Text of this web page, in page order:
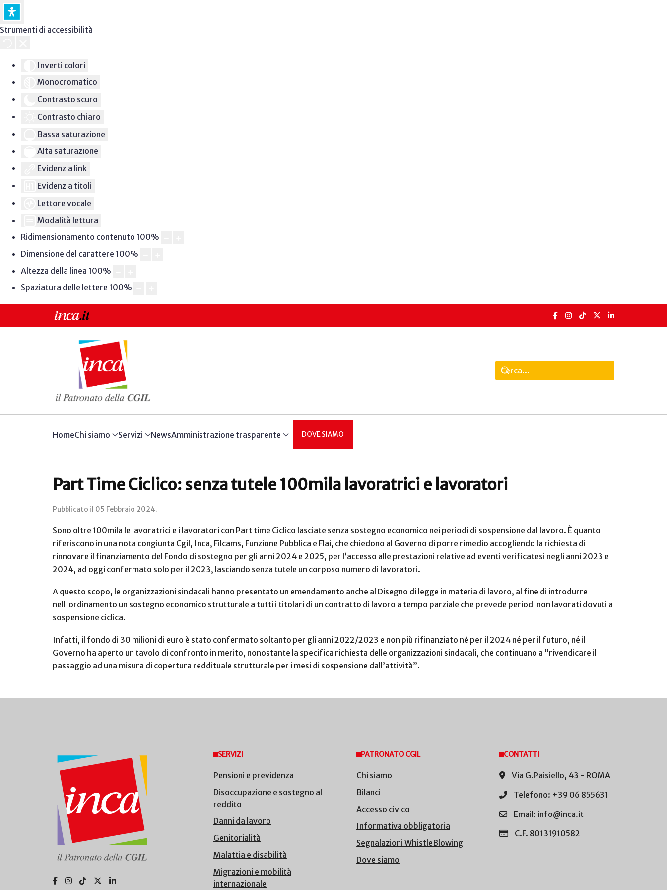
Strumenti di accessibilità
Inverti colori
Monocromatico
Contrasto scuro
Contrasto chiaro
Bassa saturazione
Alta saturazione
Evidenzia link
Evidenzia titoli
Lettore vocale
Modalità lettura
Ridimensionamento contenuto 100%
Dimensione del carattere 100%
Altezza della linea 100%
Spaziatura delle lettere 100%
HomeChi siamo Servizi NewsAmministrazione trasparente DOVE SIAMO
Part Time Ciclico: senza tutele 100mila lavoratrici e lavoratori
Pubblicato il 05 Febbraio 2024.
Sono oltre 100mila le lavoratrici e i lavoratori con Part time Ciclico lasciate senza sostegno economico nei periodi di sospensione dal lavoro. È quanto
riferiscono in una nota congiunta Cgil, Inca, Filcams, Funzione Pubblica e Flai, che chiedono al Governo di porre rimedio accogliendo la richiesta di
rinnovare il finanziamento del Fondo di sostegno per gli anni 2024 e 2025, per l’accesso alle prestazioni relative ad eventi verificatesi negli anni 2023 e
2024, ad oggi confermato solo per il 2023, lasciando senza tutele un corposo numero di lavoratori.
A questo scopo, le organizzazioni sindacali hanno presentato un emendamento anche al Disegno di legge in materia di lavoro, al fine di introdurre
nell'ordinamento un sostegno economico strutturale a tutti i titolari di un contratto di lavoro a tempo parziale che prevede periodi non lavorati dovuti a
sospensione ciclica.
Infatti, il fondo di 30 milioni di euro è stato confermato soltanto per gli anni 2022/2023 e non più rifinanziato né per il 2024 né per il futuro, né il
Governo ha aperto un tavolo di confronto in merito, nonostante la specifica richiesta delle organizzazioni sindacali, che continuano a “rivendicare il
passaggio ad una misura di copertura reddituale strutturale per i mesi di sospensione dall’attività”.
SERVIZI
Pensioni e previdenza
Disoccupazione e sostegno al
reddito
Danni da lavoro
Genitorialità
Malattia e disabilità
Migrazioni e mobilità
internazionale
PATRONATO CGIL
Chi siamo
Bilanci
Accesso civico
Informativa obbligatoria
Segnalazioni WhistleBlowing
Dove siamo
CONTATTI
Via G.Paisiello, 43 - ROMA
Telefono: +39 06 855631
Email: info@inca.it
C.F. 80131910582